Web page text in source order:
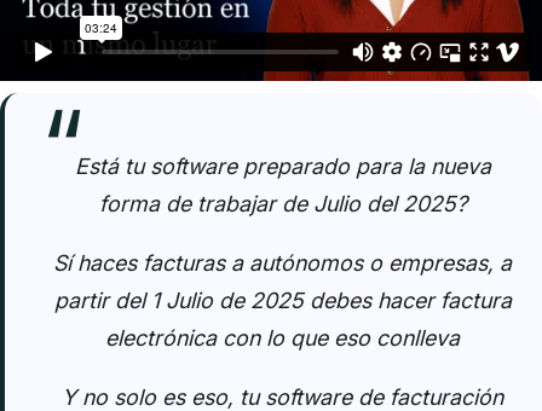
Está tu software preparado para la nueva
forma de trabajar de Julio del 2025?
Sí haces facturas a autónomos o empresas, a
partir del 1 Julio de 2025 debes hacer factura
electrónica con lo que eso conlleva
Y no solo es eso, tu software de facturación